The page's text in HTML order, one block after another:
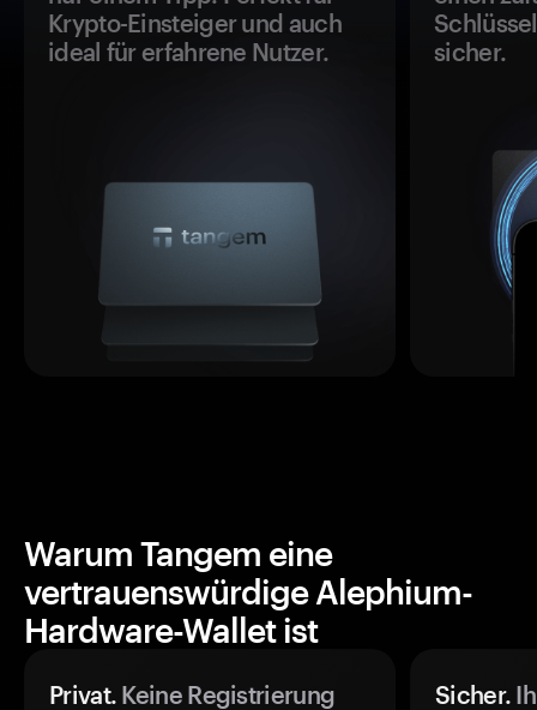
Krypto-Einsteiger und auch
ideal für erfahrene Nutzer.
sicher.
Warum Tangem eine
vertrauenswürdige Alephium-
Hardware-Wallet ist
Privat. Keine Registrierung
Sicher.